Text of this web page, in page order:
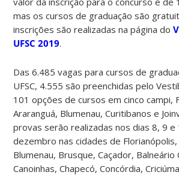
mas os cursos de graduação são
inscrições são realizadas na página do
UFSC 2019.
Das 6.485 vagas para cursos de
UFSC, 4.555 são preenchidas pelo
101 opções de cursos em cinco campi,
Araranguá, Blumenau, Curitibanos e
provas serão realizadas nos dias 8, 9 e
dezembro nas cidades de Florianópolis,
Blumenau, Brusque, Caçador, Balneário
Canoinhas, Chapecó, Concórdia,